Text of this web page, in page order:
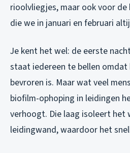
rioolvliegjes, maar ook voor de
die we in januari en februari
Je kent het wel: de eerste
staat iedereen te bellen omdat
bevroren is. Maar wat veel
biofilm-ophoping in leidingen
verhoogt. Die laag isoleert het
leidingwand, waardoor het